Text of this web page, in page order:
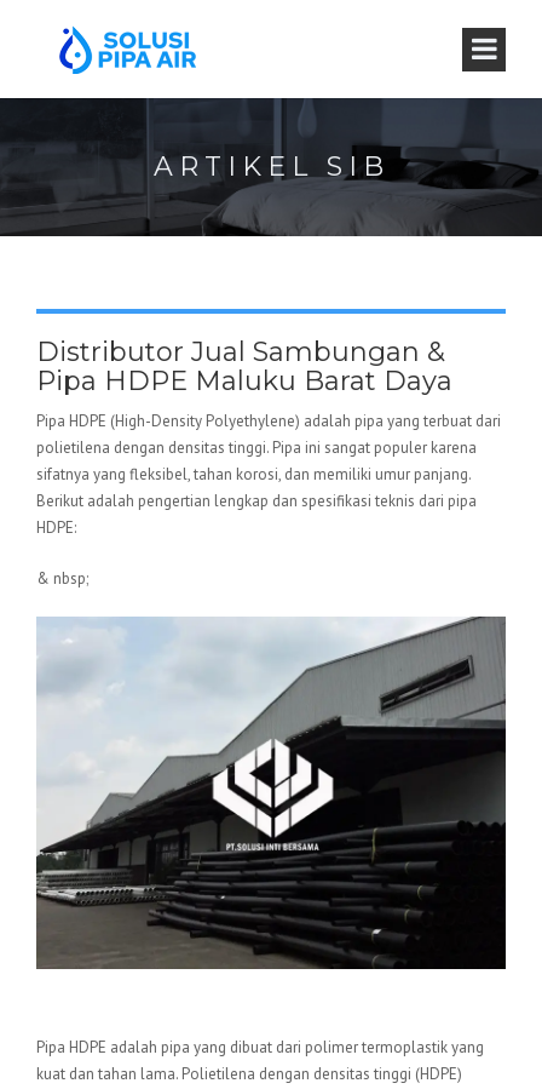
ARTIKEL SIB
Distributor Jual Sambungan &
Pipa HDPE Maluku Barat Daya
Pipa HDPE (High-Density Polyethylene) adalah pipa yang terbuat dari
polietilena dengan densitas tinggi. Pipa ini sangat populer karena
sifatnya yang fleksibel, tahan korosi, dan memiliki umur panjang.
Berikut adalah pengertian lengkap dan spesifikasi teknis dari pipa
HDPE:
& nbsp;
Pipa HDPE adalah pipa yang dibuat dari polimer termoplastik yang
kuat dan tahan lama. Polietilena dengan densitas tinggi (HDPE)